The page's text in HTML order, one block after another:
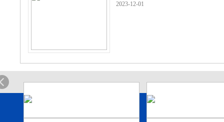
2023-12-01